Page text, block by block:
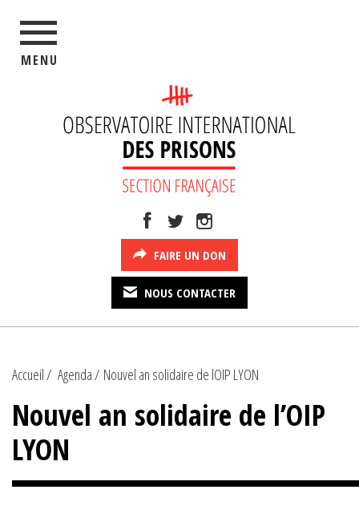
MENU
FAIRE UN DON
NOUS CONTACTER
Accueil Agenda Nouvel an solidaire de lOIP LYON
Nouvel an solidaire de l’OIP
LYON